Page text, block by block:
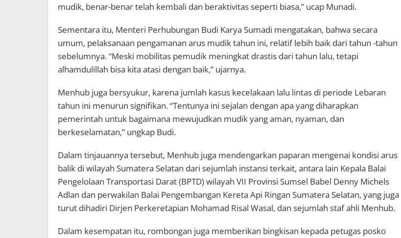
mudik, benar-benar telah kembali dan beraktivitas seperti biasa,” ucap Munadi.
Sementara itu, Menteri Perhubungan Budi Karya Sumadi mengatakan, bahwa secara
umum, pelaksanaan pengamanan arus mudik tahun ini, relatif lebih baik dari tahun -tahun
sebelumnya. “Meski mobilitas pemudik meningkat drastis dari tahun lalu, tetapi
alhamdulillah bisa kita atasi dengan baik,” ujarnya.
Menhub juga bersyukur, karena jumlah kasus kecelakaan lalu lintas di periode Lebaran
tahun ini menurun signifikan. “Tentunya ini sejalan dengan apa yang diharapkan
pemerintah untuk bagaimana mewujudkan mudik yang aman, nyaman, dan
berkeselamatan,” ungkap Budi.
Dalam tinjauannya tersebut, Menhub juga mendengarkan paparan mengenai kondisi arus
balik di wilayah Sumatera Selatan dari sejumlah instansi terkait, antara lain Kepala Balai
Pengelolaan Transportasi Darat (BPTD) wilayah VII Provinsi Sumsel Babel Denny Michels
Adlan dan perwakilan Balai Pengembangan Kereta Api Ringan Sumatera Selatan, yang juga
turut dihadiri Dirjen Perkeretapian Mohamad Risal Wasal, dan sejumlah staf ahli Menhub.
Dalam kesempatan itu, rombongan juga memberikan bingkisan kepada petugas posko